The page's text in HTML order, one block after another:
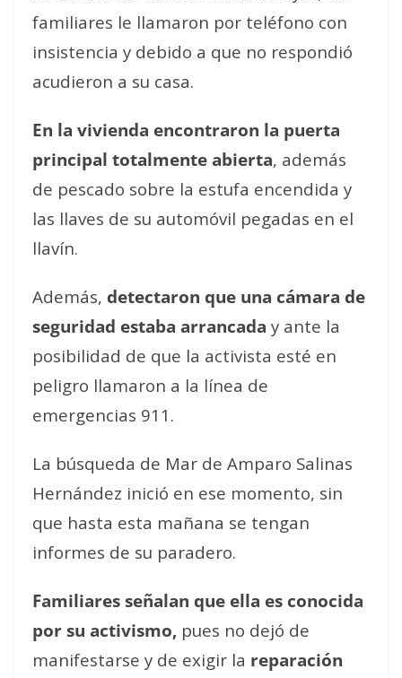
familiares le llamaron por teléfono con
insistencia y debido a que no respondió
acudieron a su casa.
En la vivienda encontraron la puerta
principal totalmente abierta, además
de pescado sobre la estufa encendida y
las llaves de su automóvil pegadas en el
llavín.
Además, detectaron que una cámara de
seguridad estaba arrancada y ante la
posibilidad de que la activista esté en
peligro llamaron a la línea de
emergencias 911.
La búsqueda de Mar de Amparo Salinas
Hernández inició en ese momento, sin
que hasta esta mañana se tengan
informes de su paradero.
Familiares señalan que ella es conocida
por su activismo, pues no dejó de
manifestarse y de exigir la reparación